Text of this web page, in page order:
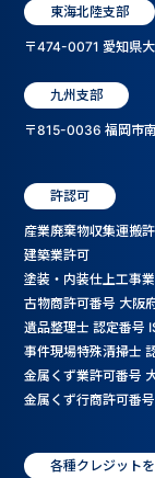
東海北陸支部
〒474-0071 愛知県
九州支部
〒815-0036 福岡市
許認可
産業廃棄物収集運搬
建築業許可
塗装・内装仕上工事
古物商許可番号 大阪
遺品整理士 認定番号
事件現場特殊清掃士
金属くず業許可番号
金属くず行商許可番
各種クレジット